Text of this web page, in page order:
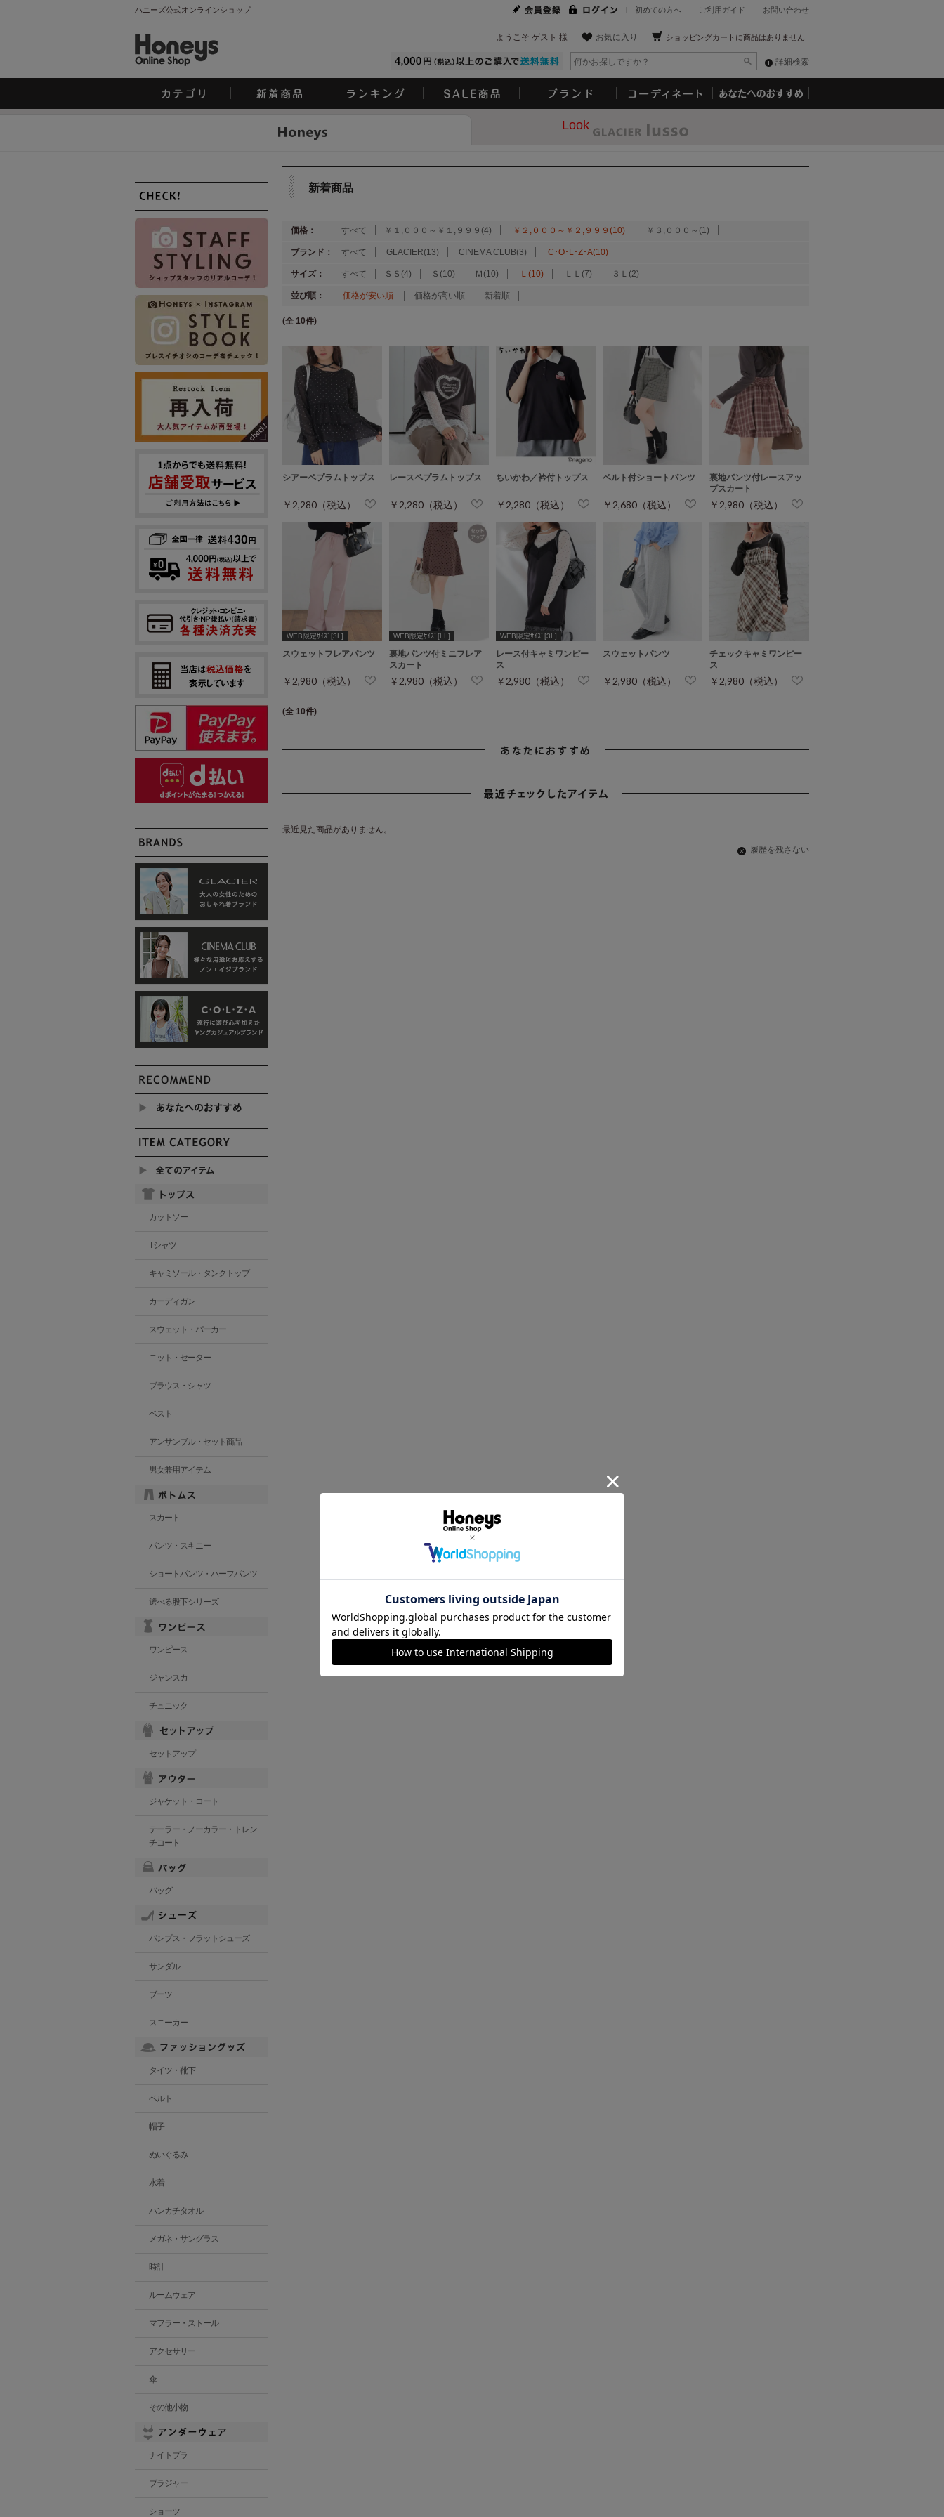
ハニーズ公式オンラインショップ お問い合わせ
ご利用ガイド
初めての方へ
ショッピングカートに商品はありません
お気に入り
ようこそ ゲスト 様
詳細検索
Look
新着商品
価格： すべて ￥１,０００～￥１,９９９(4) ￥２,０００～￥２,９９９(10) ￥３,０００～(1)
ブランド： すべて GLACIER(13) CINEMA CLUB(3) C･O･L･Z･A(10)
サイズ： すべて ＳＳ(4) Ｓ(10) Ｍ(10) Ｌ(10) ＬＬ(7) ３Ｌ(2)
並び順： 価格が安い順 価格が高い順 新着順
(全 10件)
シアーペプラムトップス
￥2,280（税込）
レースペプラムトップス
￥2,280（税込）
ちいかわ／衿付トップス
￥2,280（税込）
ベルト付ショートパンツ
￥2,680（税込）
裏地パンツ付レースアッ
プスカート
￥2,980（税込）
WEB限定ｻｲｽﾞ[3L]
スウェットフレアパンツ
￥2,980（税込）
WEB限定ｻｲｽﾞ[LL]
裏地パンツ付ミニフレア
スカート
￥2,980（税込）
WEB限定ｻｲｽﾞ[3L]
レース付キャミワンピー
ス
￥2,980（税込）
スウェットパンツ
￥2,980（税込）
チェックキャミワンピー
ス
￥2,980（税込）
(全 10件)
最近見た商品がありません。
履歴を残さない
カットソー
Tシャツ
キャミソール・タンクトップ
カーディガン
スウェット・パーカー
ニット・セーター
ブラウス・シャツ
ベスト
アンサンブル・セット商品
男女兼用アイテム
スカート
パンツ・スキニー
ショートパンツ・ハーフパンツ
選べる股下シリーズ
ワンピース
ジャンスカ
チュニック
セットアップ
ジャケット・コート
テーラー・ノーカラー・トレン
チコート
バッグ
パンプス・フラットシューズ
サンダル
ブーツ
スニーカー
タイツ・靴下
ベルト
帽子
ぬいぐるみ
水着
ハンカチタオル
メガネ・サングラス
時計
ルームウェア
マフラー・ストール
アクセサリー
傘
その他小物
ナイトブラ
ブラジャー
ショーツ